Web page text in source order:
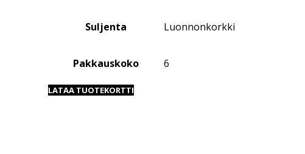
Suljenta Luonnonkorkki
Pakkauskoko 6
LATAA TUOTEKORTTI